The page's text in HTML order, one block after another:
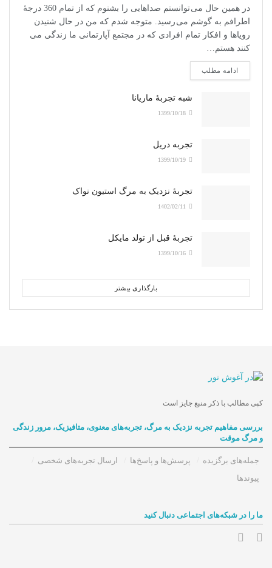
در همین حال می توانستم صداهایی را بشنوم که از تمام 360 درجۀ
اطرافم به گوشم می رسید. متوجه شدم که من در حال شنیدن
رویاها و افکار تمام افرادی که در مجتمع آپارتمانی ما زندگی می
کنند هستم…
ادامه مطلب
شبه تجربۀ ماریانا
تجربه دریل
تجربۀ نزدیک به مرگ استیون نواک
تجربۀ قبل از تولد مایکل
بارگذاری بیشتر
کپی مطالب با ذکر منبع جایز است
بررسی مفاهیم تجربه‌ نزدیک به مرگ، تجربه‌های معنوی، متافیزیک، مرور زندگی
و مرگ موقت
جمله‌های برگزیده پرسش‌ها و پاسخ‌ها
ارسال تجربه‌های شخصی
پیوندها
ما را در شبکه‌های اجتماعی دنبال کنید